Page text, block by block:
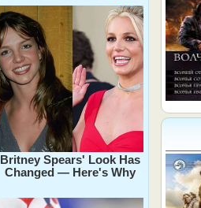
Britney Spears' Look Has
Changed — Here's Why